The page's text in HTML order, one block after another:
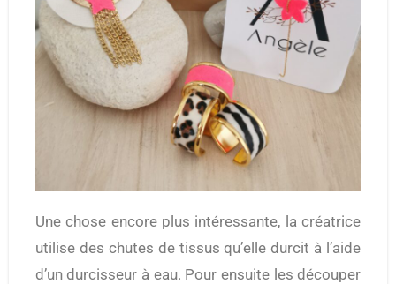
Une chose encore plus intéressante, la créatrice
utilise des chutes de tissus qu’elle durcit à l’aide
d’un durcisseur à eau. Pour ensuite les découper